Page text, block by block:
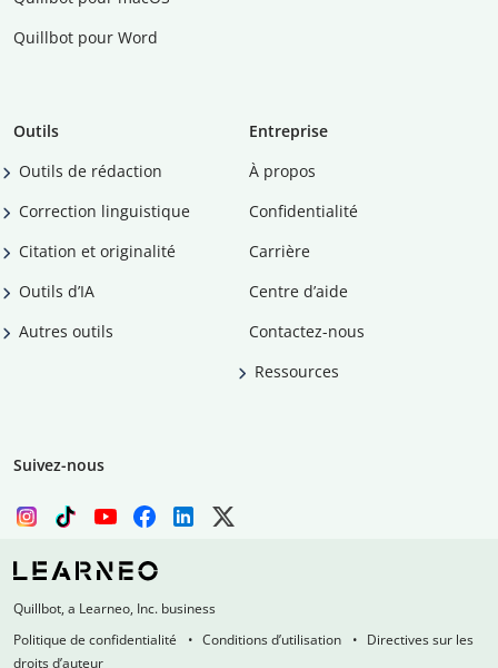
Quillbot pour Word
Outils
Outils de rédaction
Correction linguistique
Citation et originalité
Outils d’IA
Autres outils
Entreprise
À propos
Confidentialité
Carrière
Centre d’aide
Contactez-nous
Ressources
Suivez-nous
Quillbot, a Learneo, Inc. business
Politique de confidentialité
Conditions d’utilisation
Directives sur les
droits d’auteur